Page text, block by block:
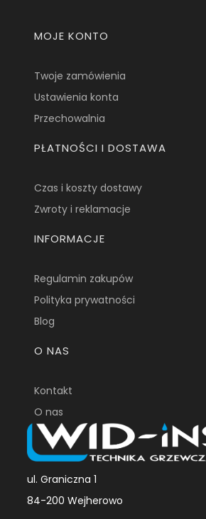
Linki w stopce
MOJE KONTO
Twoje zamówienia
Ustawienia konta
Przechowalnia
PŁATNOŚCI I DOSTAWA
Czas i koszty dostawy
Zwroty i reklamacje
INFORMACJE
Regulamin zakupów
Polityka prywatności
Blog
O NAS
Kontakt
O nas
ul. Graniczna 1
84-200 Wejherowo